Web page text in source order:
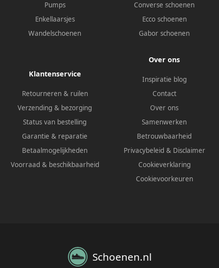
Pumps
Enkellaarsjes
Wandelschoenen
Converse schoenen
Ecco schoenen
Gabor schoenen
Klantenservice
Retourneren & ruilen
Verzending & bezorging
Status van bestelling
Garantie & reparatie
Betaalmogelijkheden
Voorraad & beschikbaarheid
Over ons
Inspiratie blog
Contact
Over ons
Samenwerken
Betrouwbaarheid
Privacybeleid & Disclaimer
Cookieverklaring
Cookievoorkeuren
Schoenen.nl